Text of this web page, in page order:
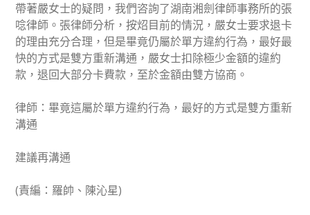
帶著嚴女士的疑問，我們咨詢了湖南湘劍律師事務所的張
唸律師。張律師分析，按炤目前的情況，嚴女士要求退卡
的理由充分合理，但是畢竟仍屬於單方違約行為，最好最
快的方式是雙方重新溝通，嚴女士扣除極少金額的違約
款，退回大部分卡費款，至於金額由雙方協商。
律師：畢竟這屬於單方違約行為，最好的方式是雙方重新
溝通
建議再溝通
(責編：羅帥、陳沁星)